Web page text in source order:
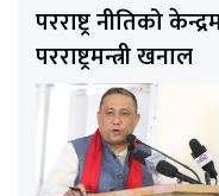
परराष्ट्र नीतिको
परराष्ट्रमन्त्री खनाल